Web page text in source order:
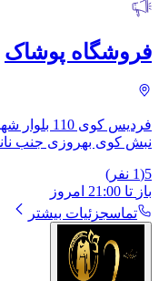
فروشگاه پوشاک
فردیس
نبش کوی بهروزی جنب
5
(
1 نفر)
باز تا 21:00 امروز
تماسجزئیات بیشتر